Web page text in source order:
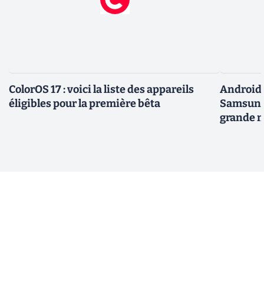
ColorOS 17 : voici la liste des appareils
éligibles pour la première bêta
Android
grande